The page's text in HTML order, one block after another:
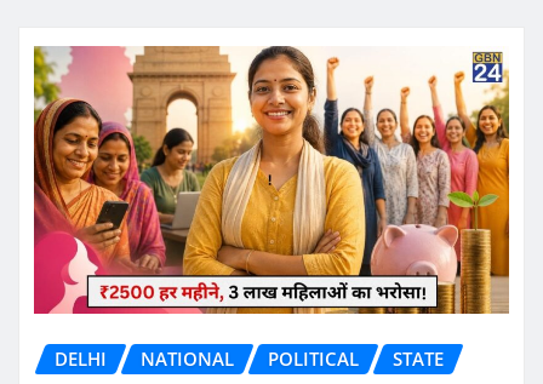
DELHI NATIONAL POLITICAL STATE